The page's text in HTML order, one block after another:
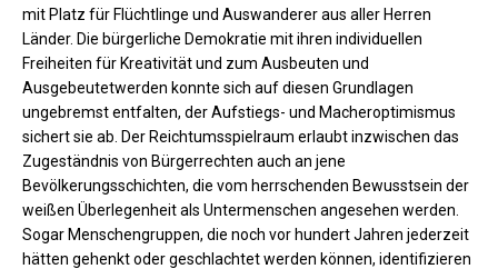
mit Platz für Flüchtlinge und Auswanderer aus aller Herren
Länder. Die bürgerliche Demokratie mit ihren individuellen
Freiheiten für Kreativität und zum Ausbeuten und
Ausgebeutetwerden konnte sich auf diesen Grundlagen
ungebremst entfalten, der Aufstiegs- und Macheroptimismus
sichert sie ab. Der Reichtumsspielraum erlaubt inzwischen das
Zugeständnis von Bürgerrechten auch an jene
Bevölkerungsschichten, die vom herrschenden Bewusstsein der
weißen Überlegenheit als Untermenschen angesehen werden.
Sogar Menschengruppen, die noch vor hundert Jahren jederzeit
hätten gehenkt oder geschlachtet werden können, identifizieren